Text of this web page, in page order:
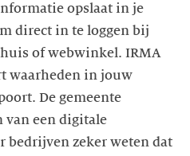
opslaat in je
direct in te loggen bij
of webwinkel. IRMA
waarheden in jouw
De gemeente
een digitale
bedrijven zeker weten dat